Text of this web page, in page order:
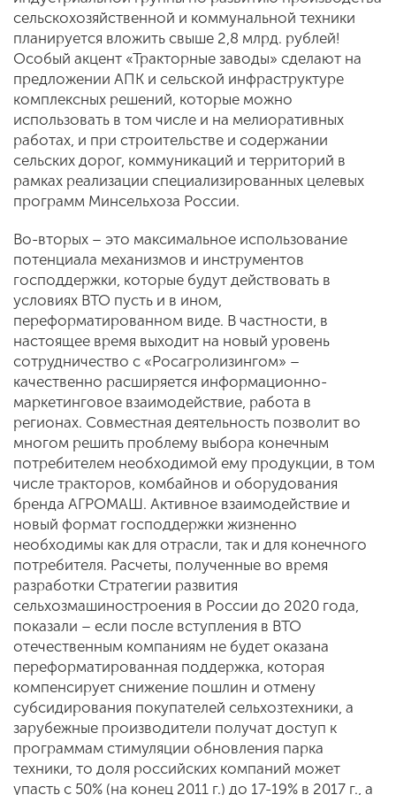
сельскохозяйственной и коммунальной техники
планируется вложить свыше 2,8 млрд. рублей!
Особый акцент «Тракторные заводы» сделают на
предложении АПК и сельской инфраструктуре
комплексных решений, которые можно
использовать в том числе и на мелиоративных
работах, и при строительстве и содержании
сельских дорог, коммуникаций и территорий в
рамках реализации специализированных целевых
программ Минсельхоза России.
Во-вторых – это максимальное использование
потенциала механизмов и инструментов
господдержки, которые будут действовать в
условиях ВТО пусть и в ином,
переформатированном виде. В частности, в
настоящее время выходит на новый уровень
сотрудничество с «Росагролизингом» –
качественно расширяется информационно-
маркетинговое взаимодействие, работа в
регионах. Совместная деятельность позволит во
многом решить проблему выбора конечным
потребителем необходимой ему продукции, в том
числе тракторов, комбайнов и оборудования
бренда АГРОМАШ. Активное взаимодействие и
новый формат господдержки жизненно
необходимы как для отрасли, так и для конечного
потребителя. Расчеты, полученные во время
разработки Стратегии развития
сельхозмашиностроения в России до 2020 года,
показали – если после вступления в ВТО
отечественным компаниям не будет оказана
переформатированная поддержка, которая
компенсирует снижение пошлин и отмену
субсидирования покупателей сельхозтехники, а
зарубежные производители получат доступ к
программам стимуляции обновления парка
техники, то доля российских компаний может
упасть с 50% (на конец 2011 г.) до 17-19% в 2017 г., а